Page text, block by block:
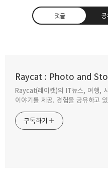
댓글
Raycat : Photo and
Raycat(레이캣)의 IT뉴스, 여행,
이야기를 제공. 경험을 공유하고
구독하기
구독하기 카카오톡
2024.02.21
애플워치8 41mm 투명 강화유
케이스 사용후기